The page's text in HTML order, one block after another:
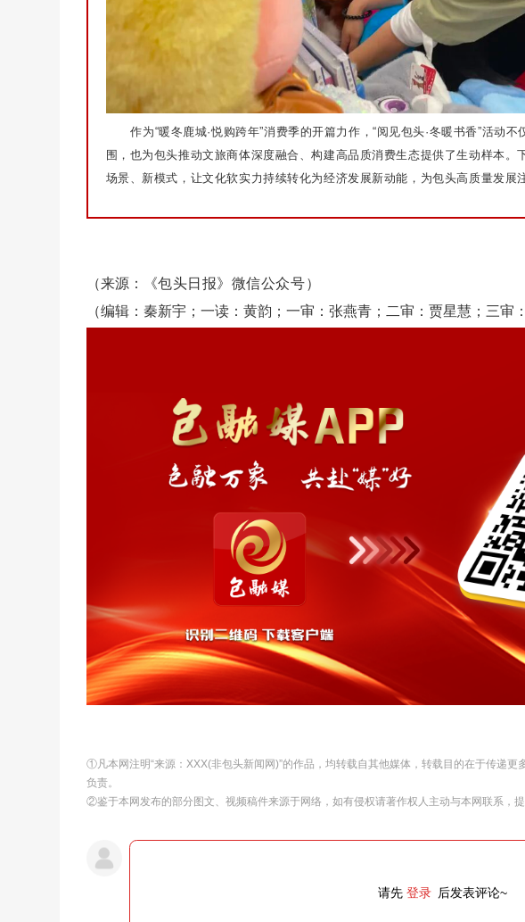
作为“暖冬鹿城·悦购跨年”消费季的开篇力作，“阅见包头·冬暖书香”活动
围，也为包头推动文旅商体深度融合、构建高品质消费生态提供了生动样本。
场景、新模式，让文化软实力持续转化为经济发展新动能，为包头高质量发展
（来源： 《包头日报》微信公众号）
（编辑：秦新宇；一读：黄韵；一审：张燕青；二审：贾星慧；三审
①凡本网注明“来源：XXX(非包头新闻网)”的作品，均转载自其他媒体，转载目的在于传递更
负责。
②鉴于本网发布的部分图文、视频稿件来源于网络，如有侵权请著作权人主动与本网联系，
请先 登录 后发表评论~